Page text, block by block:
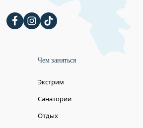
Чем заняться
Экстрим
Санатории
Отдых